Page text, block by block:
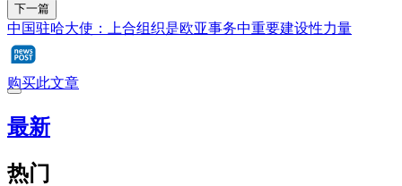
下一篇
中国驻哈大使：上合组织是欧亚事务中重要建设性力量
购买此文章
最新
热门